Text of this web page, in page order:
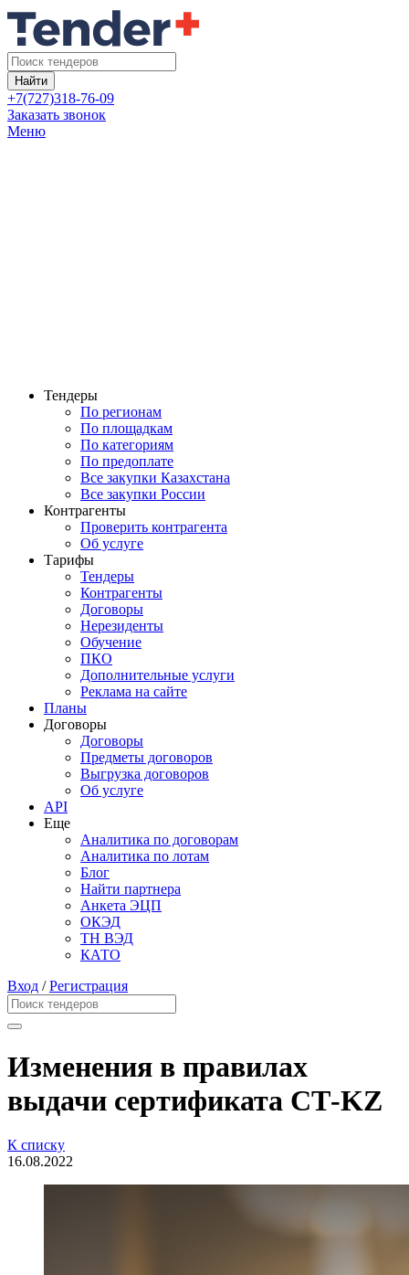
Найти
+7(727)318-76-09
Заказать звонок
Меню
Тендеры
По регионам
По площадкам
По категориям
По предоплате
Все закупки Казахстана
Все закупки России
Контрагенты
Проверить контрагента
Об услуге
Тарифы
Тендеры
Контрагенты
Договоры
Нерезиденты
Обучение
ПКО
Дополнительные услуги
Реклама на сайте
Планы
Договоры
Договоры
Предметы договоров
Выгрузка договоров
Об услуге
API
Еще
Аналитика по договорам
Аналитика по лотам
Блог
Найти партнера
Анкета ЭЦП
ОКЭД
ТН ВЭД
КАТО
Вход /Регистрация
Изменения в правилах
выдачи сертификата СТ-KZ
К списку
16.08.2022